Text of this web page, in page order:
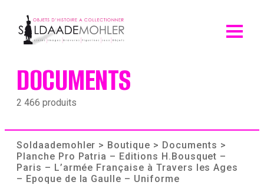
content
DOCUMENTS
2 466 produits
Soldaademohler > Boutique > Documents >
Planche Pro Patria – Editions H.Bousquet –
Paris – L’armée Française à Travers les Ages
– Epoque de la Gaulle – Uniforme